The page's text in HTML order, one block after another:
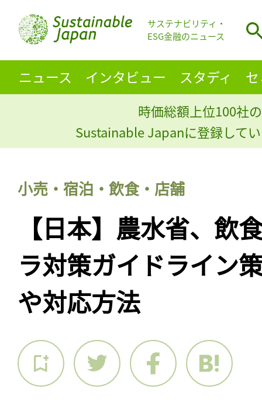
サステナビリティ・
ESG金融のニュース
ニュース インタビュー スタディ
時価総額上位100社
Sustainable Japanに登録して
小売・宿泊・飲食・店舗
【日本】農水省、飲
ラ対策ガイドライン
や対応方法